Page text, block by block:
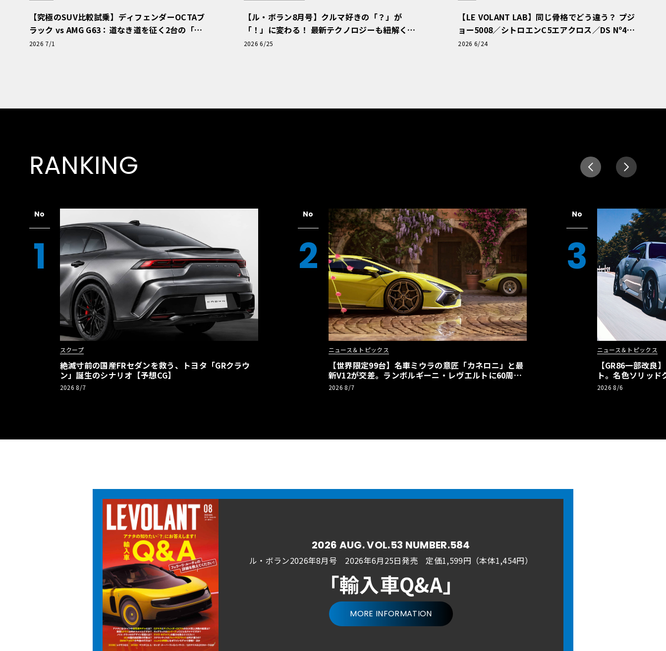
【究極のSUV比較試乗】ディフェンダーOCTAブ
ラック vs AMG G63：道なき道を征く2台の「対
極的アプローチ」
2026 7/1
【ル・ボラン8月号】クルマ好きの「？」が
「！」に変わる！ 最新テクノロジーも紐解く
「輸入車Q&A」
2026 6/25
【LE VOLANT LAB】同じ骨格でどう違う？ プジ
ョー5008／シトロエンC5エアクロス／DS Nº4
読者一気乗りレポート
2026 6/24
RANKING
No
1
スクープ
絶滅寸前の国産FRセダンを救う、トヨタ「GRクラウ
ン」誕生のシナリオ【予想CG】
2026 8/7
No
2
ニュース＆トピックス
【世界限定99台】名車ミウラの意匠「カネロニ」と最
新V12が交差。ランボルギーニ・レヴエルトに60周年
記念車が登場
2026 8/7
No
3
ニュース＆トピックス
【GR86一部改良
ト。名色ソリッ
極みへ
2026 8/6
2026 AUG. VOL.53 NUMBER.584
ル・ボラン2026年8月号 2026年6月25日発売 定価1,599円（本体1,454円）
「輸入車Q&A」
MORE INFORMATION